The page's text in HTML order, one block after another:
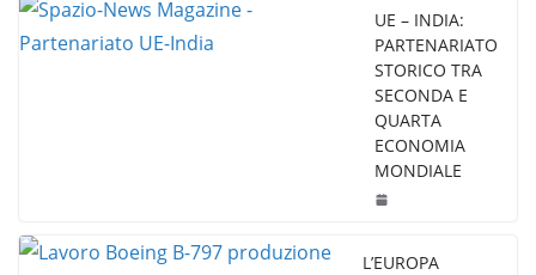
UE – INDIA:
PARTENARIATO
STORICO TRA
SECONDA E
QUARTA
ECONOMIA
MONDIALE
L’EUROPA